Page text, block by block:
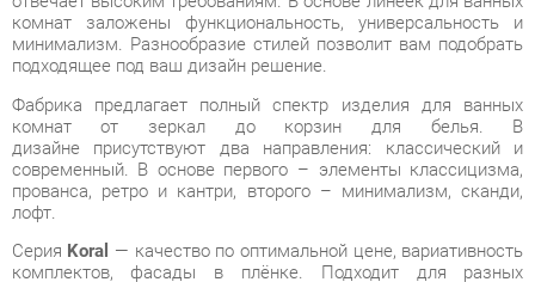
Фабрика предлагает полный спектр изделия для ванных
комнат от зеркал до корзин для белья. В
дизайне присутствуют два направления: классический и
прованса, ретро и кантри, второго – минимализм, сканди,
лофт.
СерияKoral— качество по оптимальной цене, вариативность
комплектов, фасады в плёнке. Подходит для разных
стилевых направлений как просторных, так и компактных
помещений.
Условия покупки